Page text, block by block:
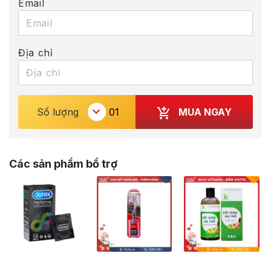
Email
Địa chỉ
Số lượng MUA NGAY
Các sản phẩm bổ trợ